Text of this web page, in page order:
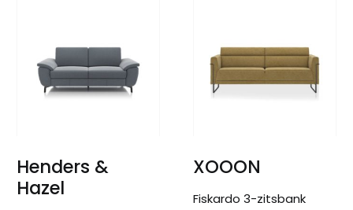
Henders &
Hazel
XOOON
Fiskardo 3-zitsbank